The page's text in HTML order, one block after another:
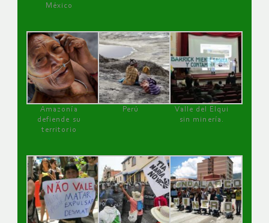
México
Amazonía
defiende su
territorio
Perú
Valle del Elqui
sin minería.